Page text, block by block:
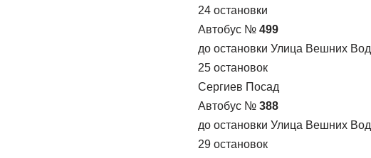
24 остановки
Автобус № 499
до остановки Улица Вешних Вод
25 остановок
Сергиев Посад
Автобус № 388
до остановки Улица Вешних Вод
29 остановок